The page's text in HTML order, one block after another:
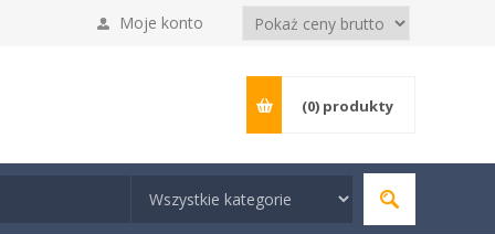
Moje konto
(0) produkty